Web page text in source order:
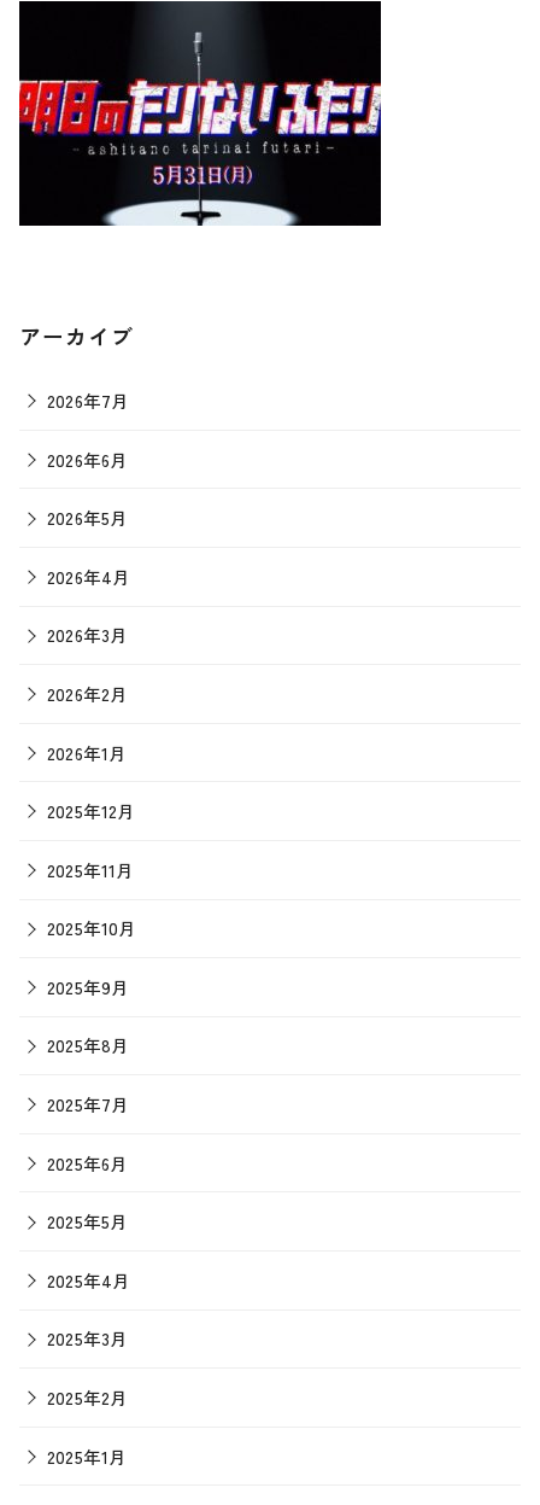
アーカイブ
2026年7月
2026年6月
2026年5月
2026年4月
2026年3月
2026年2月
2026年1月
2025年12月
2025年11月
2025年10月
2025年9月
2025年8月
2025年7月
2025年6月
2025年5月
2025年4月
2025年3月
2025年2月
2025年1月